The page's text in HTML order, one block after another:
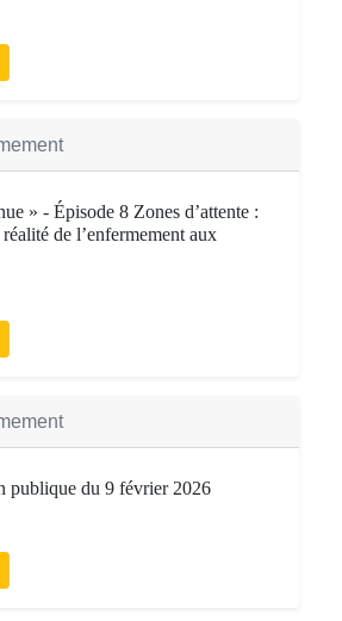
» - Épisode 8 Zones d’attente :
de l’enfermement aux
publique du 9 février 2026